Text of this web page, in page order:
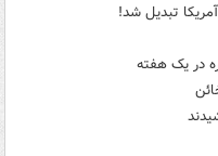
تبدیل شد!